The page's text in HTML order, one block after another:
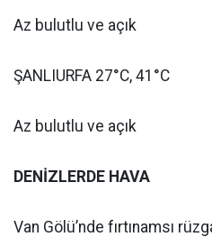
Az bulutlu ve açık
ŞANLIURFA 27°C, 41°C
Az bulutlu ve açık
DENİZLERDE HAVA
Van Gölü’nde fırtınamsı